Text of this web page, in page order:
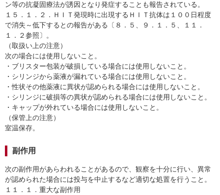
ン等の抗凝固療法が誘因となり発症することも報告されている。
１５．１．２．ＨＩＴ発現時に出現するＨＩＴ抗体は１００日程度
で消失～低下するとの報告がある〔８．５、９．１．５、１１．
１．２参照〕。
（取扱い上の注意）
次の場合には使用しないこと。
・ブリスター包装が破損している場合には使用しないこと。
・シリンジから薬液が漏れている場合には使用しないこと。
・性状その他薬液に異状が認められる場合には使用しないこと。
・シリンジに破損等の異状が認められる場合には使用しないこと。
・キャップが外れている場合には使用しないこと。
（保管上の注意）
室温保存。
副作用
次の副作用があらわれることがあるので、観察を十分に行い、異常
が認められた場合には投与を中止するなど適切な処置を行うこと。
１１．１．重大な副作用